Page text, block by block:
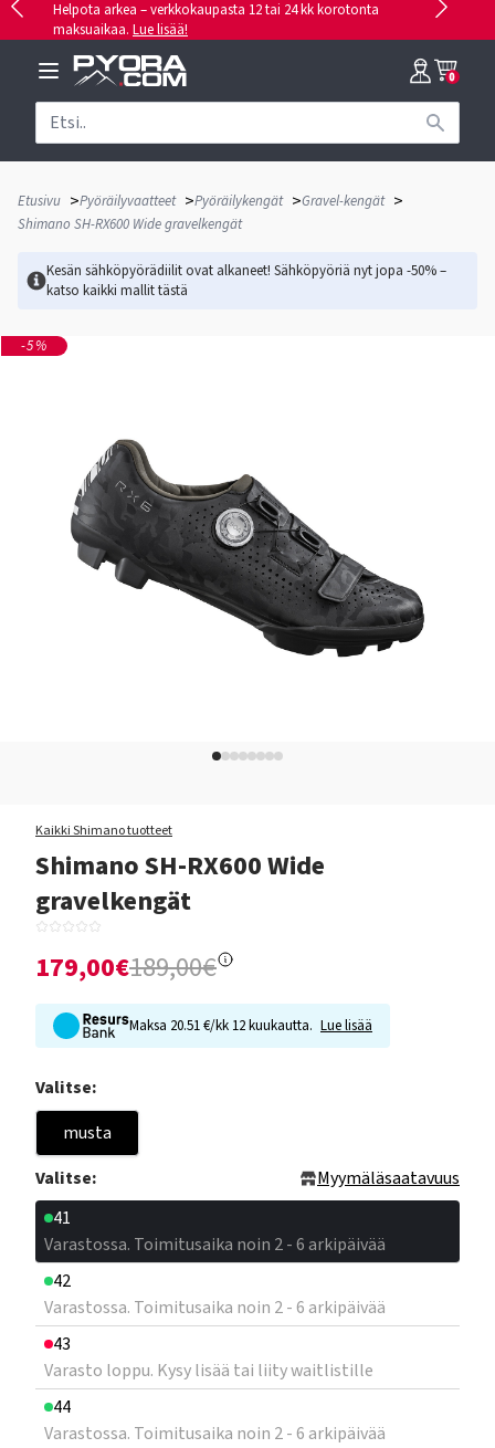
Helpota arkea – verkkokaupasta 12 tai 24 kk korotonta
maksuaikaa. Lue lisää!
0
Etusivu >Pyöräilyvaatteet >Pyöräilykengät >Gravel-kengät >
Shimano SH-RX600 Wide gravelkengät
Kesän sähköpyörädiilit ovat alkaneet! Sähköpyöriä nyt jopa -50% –
katso kaikki mallittästä
-5%
Kaikki Shimano tuotteet
Shimano SH-RX600 Wide
gravelkengät
179,00€189,00€
Maksa 20.51 €/kk 12 kuukautta. Lue lisää
Valitse:
musta
Valitse:
Myymäläsaatavuus
41
Varastossa. Toimitusaika noin 2 - 6 arkipäivää
42
Varastossa. Toimitusaika noin 2 - 6 arkipäivää
43
Varasto loppu. Kysy lisää tai liity waitlistille
44
Varastossa. Toimitusaika noin 2 - 6 arkipäivää